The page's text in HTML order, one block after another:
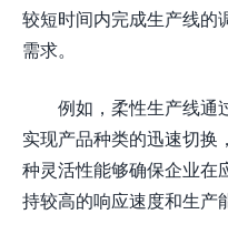
较短时间内完成生产线的
需求。
例如，柔性生产线通
实现产品种类的迅速切换
种灵活性能够确保企业在
持较高的响应速度和生产